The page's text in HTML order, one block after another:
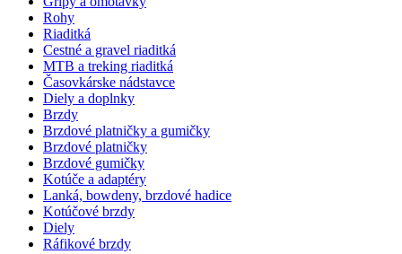
Rohy
Riaditká
Cestné a gravel riaditká
MTB a treking riaditká
Časovkárske nádstavce
Diely a doplnky
Brzdy
Brzdové platničky a gumičky
Brzdové platničky
Brzdové gumičky
Kotúče a adaptéry
Lanká, bowdeny, brzdové hadice
Kotúčové brzdy
Diely
Ráfikové brzdy